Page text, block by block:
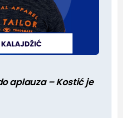
aplauza – Kostić je